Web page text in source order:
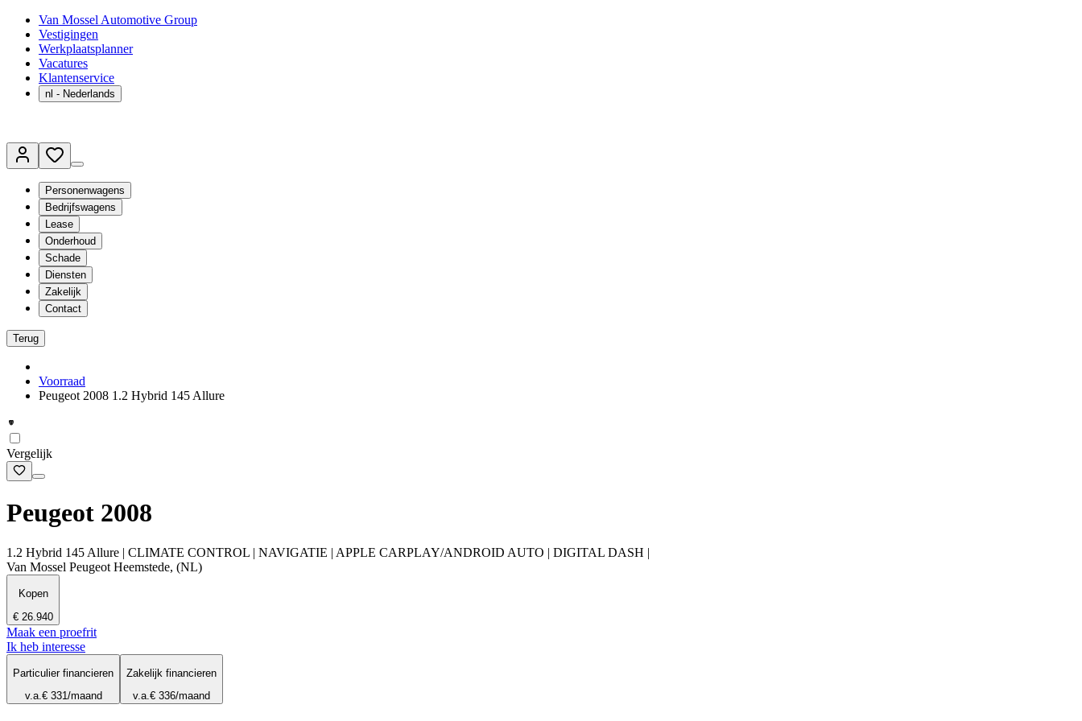
Van Mossel Automotive Group
Vestigingen
Werkplaatsplanner
Vacatures
Klantenservice
nl - Nederlands
Personenwagens
Bedrijfswagens
Lease
Onderhoud
Schade
Diensten
Zakelijk
Contact
Terug
Voorraad
Peugeot 2008 1.2 Hybrid 145 Allure
Vergelijk
Peugeot 2008
1.2 Hybrid 145 Allure | CLIMATE CONTROL | NAVIGATIE | APPLE CARPLAY/ANDROID AUTO | DIGITAL DASH |
Van Mossel Peugeot Heemstede, (NL)
Kopen
€ 26.940
Maak een proefrit
Ik heb interesse
Particulier financieren
v.a.€ 331/maand
Zakelijk financieren
v.a.€ 336/maand